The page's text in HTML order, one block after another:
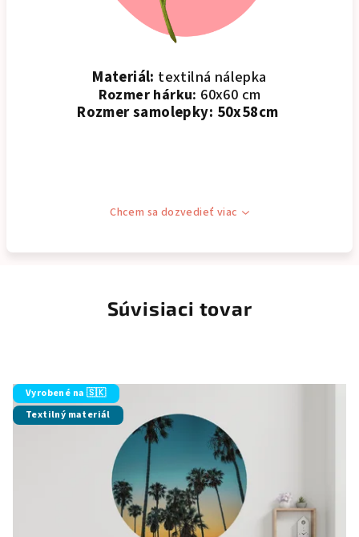
Materiál: textilná nálepka
Rozmer hárku: 60x60 cm
Rozmer samolepky: 50x58cm
Chcem sa dozvedieť viac
Súvisiaci tovar
Vyrobené na 🇸🇰
Textilný materiál